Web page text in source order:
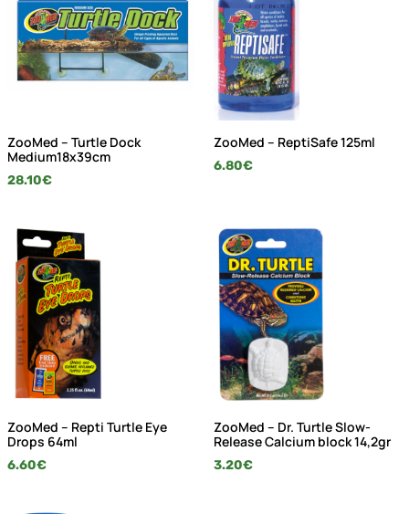
ZooMed – Turtle Dock
Medium18x39cm
28.10€
ZooMed – ReptiSafe 125ml
6.80€
ZooMed – Repti Turtle Eye
Drops 64ml
6.60€
ZooMed – Dr. Turtle Slow-
Release Calcium block 14,2gr
3.20€